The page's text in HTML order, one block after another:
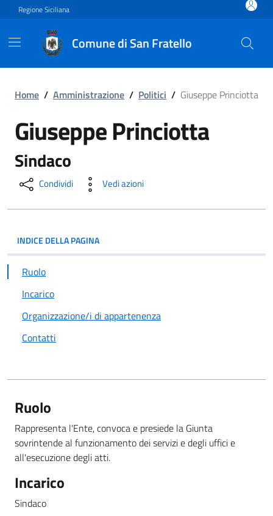
Vai ai contenuti
Vai al footer
Regione Siciliana
Comune di San Fratello
Giuseppe Princiotta
Home / Amministrazione / Politici / Giuseppe Princiotta
Giuseppe Princiotta
Sindaco
Condividi Vedi azioni
INDICE DELLA PAGINA
Ruolo
Incarico
Organizzazione/i di appartenenza
Contatti
Ruolo
Rappresenta l'Ente, convoca e presiede la Giunta
sovrintende al funzionamento dei servizi e degli uffici e
all'esecuzione degli atti.
Incarico
Sindaco